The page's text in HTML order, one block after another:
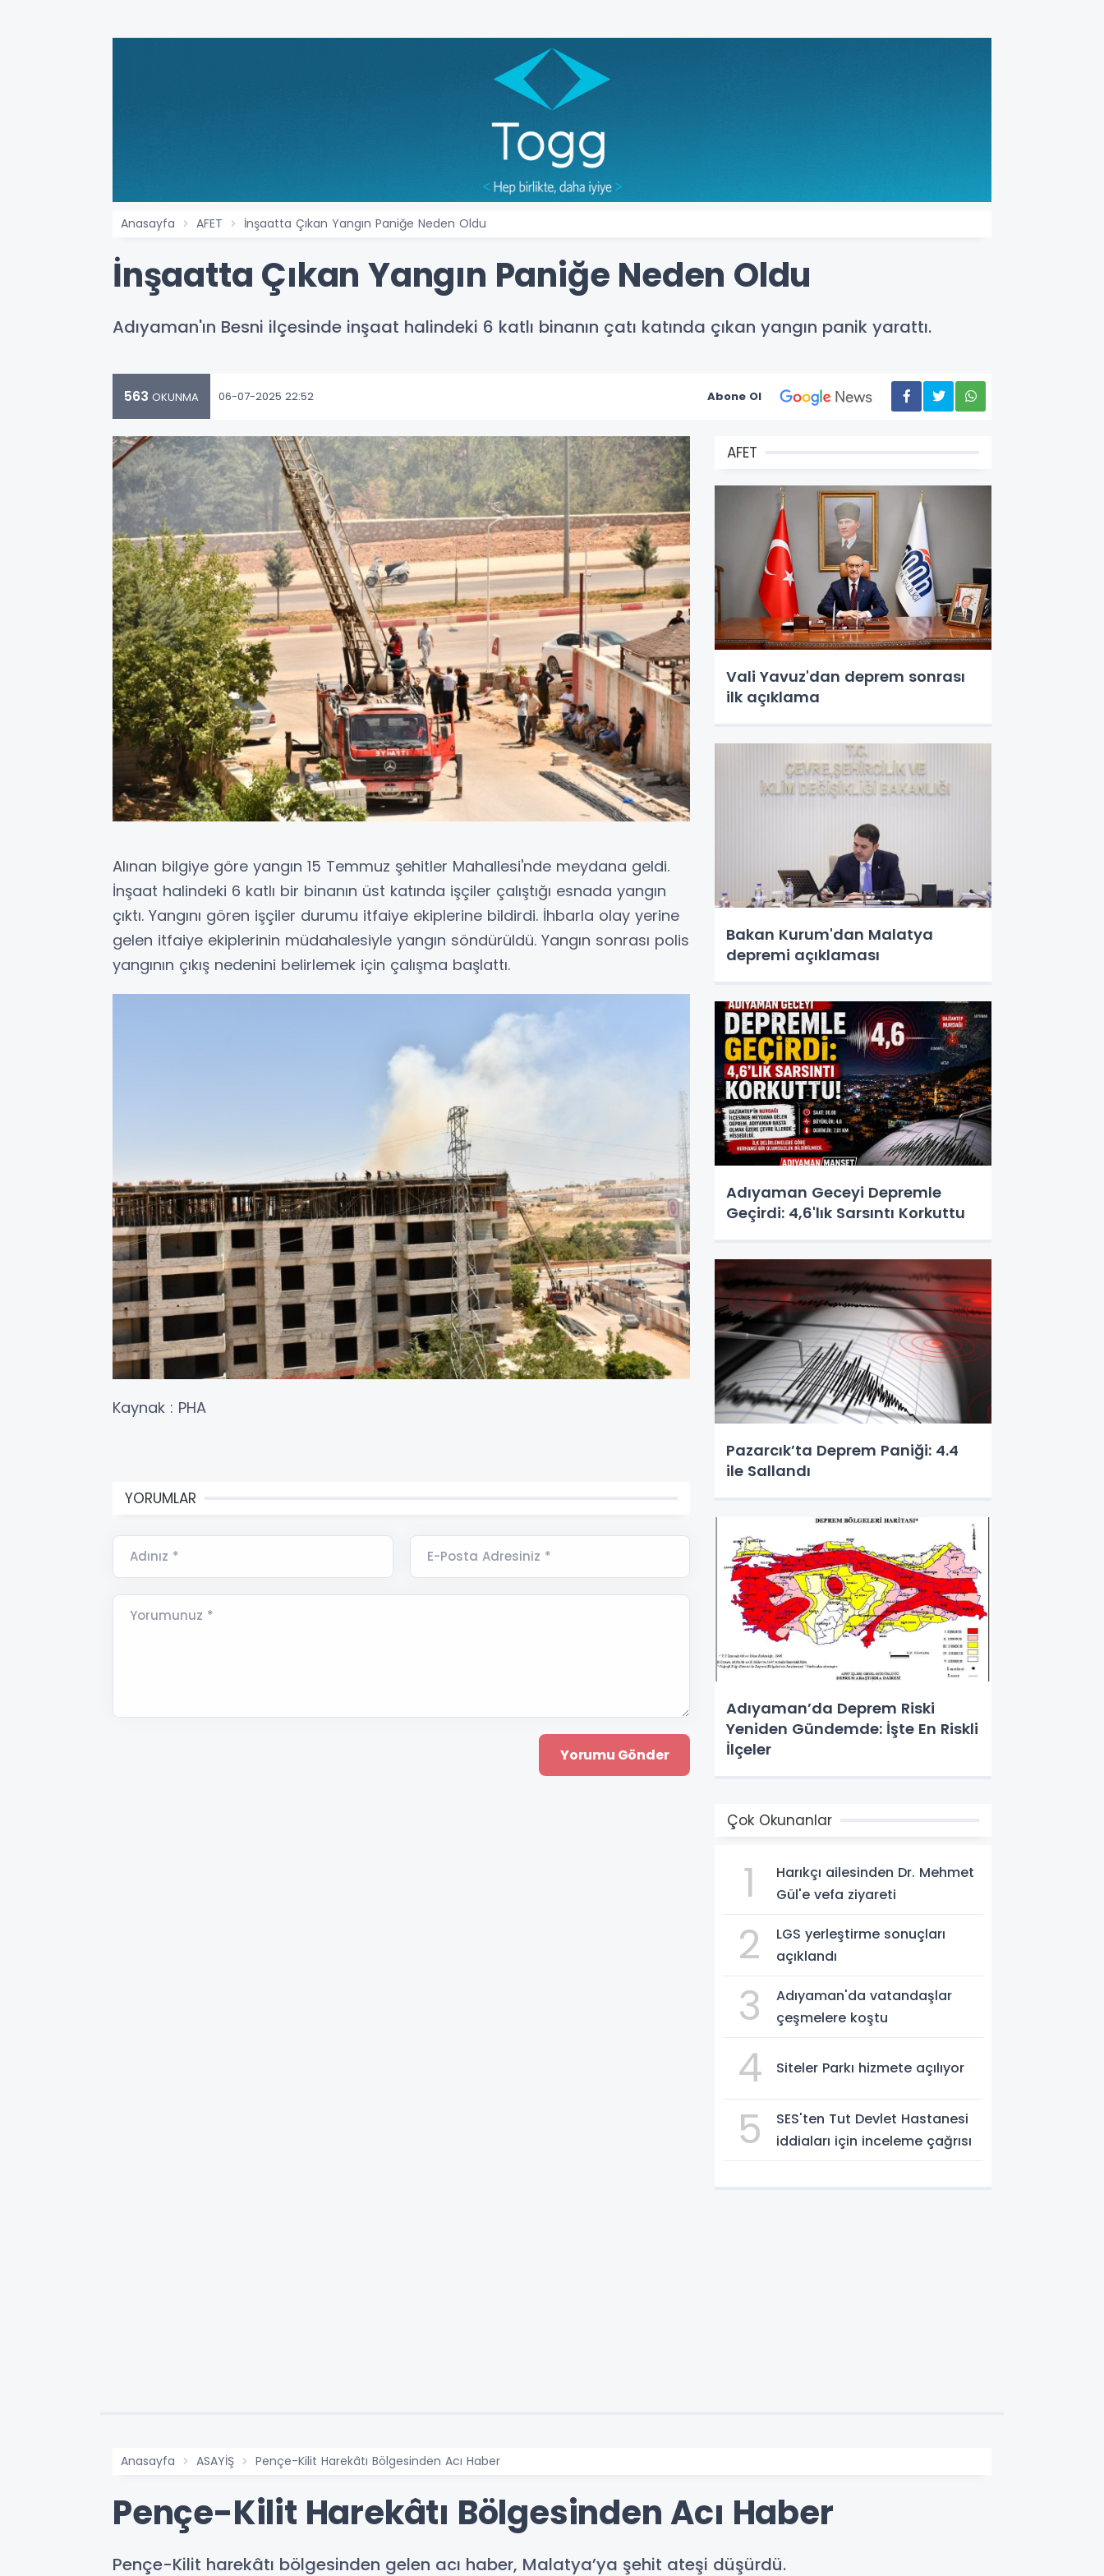
Anasayfa AFET İnşaatta Çıkan Yangın Paniğe Neden Oldu
İnşaatta Çıkan Yangın Paniğe Neden Oldu
Adıyaman'ın Besni ilçesinde inşaat halindeki 6 katlı binanın çatı katında çıkan yangın panik yarattı.
563 OKUNMA 06-07-2025 22:52 Abone Ol
Alınan bilgiye göre yangın 15 Temmuz şehitler Mahallesi'nde meydana geldi.
İnşaat halindeki 6 katlı bir binanın üst katında işçiler çalıştığı esnada yangın
çıktı. Yangını gören işçiler durumu itfaiye ekiplerine bildirdi. İhbarla olay yerine
gelen itfaiye ekiplerinin müdahalesiyle yangın söndürüldü. Yangın sonrası polis
yangının çıkış nedenini belirlemek için çalışma başlattı.
Kaynak : PHA
YORUMLAR
Adınız * E-Posta Adresiniz *
Yorumunuz *
AFET
Vali Yavuz'dan deprem sonrası
ilk açıklama
Bakan Kurum'dan Malatya
depremi açıklaması
Adıyaman Geceyi Depremle
Geçirdi: 4,6'lık Sarsıntı Korkuttu
Pazarcık’ta Deprem Paniği: 4.4
ile Sallandı
Adıyaman’da Deprem Riski
Yeniden Gündemde: İşte En Riskli
İlçeler
Çok Okunanlar
1
Harıkçı ailesinden Dr. Mehmet
Gül'e vefa ziyareti
2
LGS yerleştirme sonuçları
açıklandı
3
Adıyaman'da vatandaşlar
çeşmelere koştu
4 Siteler Parkı hizmete açılıyor
5
SES'ten Tut Devlet Hastanesi
iddiaları için inceleme çağrısı
Anasayfa ASAYİŞ Pençe-Kilit Harekâtı Bölgesinden Acı Haber
Pençe-Kilit Harekâtı Bölgesinden Acı Haber
Pençe-Kilit harekâtı bölgesinden gelen acı haber, Malatya’ya şehit ateşi düşürdü.